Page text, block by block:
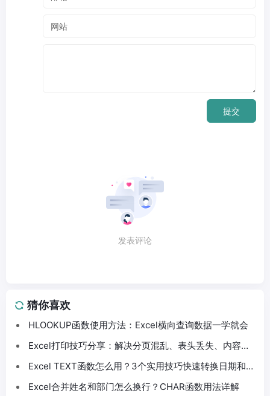
提交
发表评论
猜你喜欢
HLOOKUP函数使用方法：Excel横向查询数据一学就会
Excel打印技巧分享：解决分页混乱、表头丢失、内容截
Excel TEXT函数怎么用？3个实用技巧快速转换日期和数
Excel合并姓名和部门怎么换行？CHAR函数用法详解